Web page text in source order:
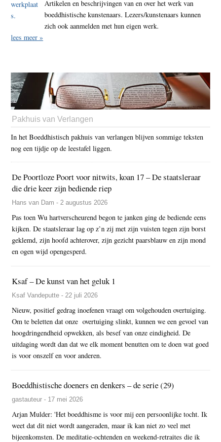
Artikelen en beschrijvingen van en over het werk van
boeddhistische kunstenaars. Lezers/kunstenaars kunnen
zich ook aanmelden met hun eigen werk.
lees meer »
Pakhuis van Verlangen
In het Boeddhistisch pakhuis van verlangen blijven sommige teksten
nog een tijdje op de leestafel liggen.
De Poortloze Poort voor nitwits, koan 17 – De staatsleraar
die drie keer zijn bediende riep
Hans van Dam - 2 augustus 2026
Pas toen Wu hartverscheurend begon te janken ging de bediende eens
kijken. De staatsleraar lag op z’n zij met zijn vuisten tegen zijn borst
geklemd, zijn hoofd achterover, zijn gezicht paarsblauw en zijn mond
en ogen wijd opengesperd.
Ksaf – De kunst van het geluk 1
Ksaf Vandeputte - 22 juli 2026
Nieuw, positief gedrag inoefenen vraagt om volgehouden overtuiging.
Om te beletten dat onze overtuiging slinkt, kunnen we een gevoel van
hoogdringendheid opwekken, als besef van onze eindigheid. De
uitdaging wordt dan dat we elk moment benutten om te doen wat goed
is voor onszelf en voor anderen.
Boeddhistische doeners en denkers – de serie (29)
gastauteur - 17 mei 2026
Arjan Mulder: 'Het boeddhisme is voor mij een persoonlijke tocht. Ik
weet dat dit niet wordt aangeraden, maar ik kan niet zo veel met
bijeenkomsten. De meditatie-ochtenden en weekend-retraites die ik